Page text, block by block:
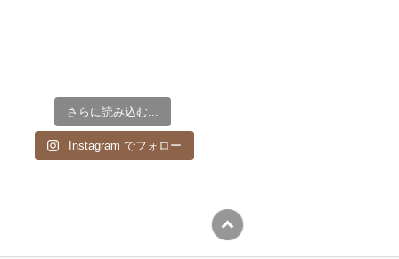
さらに読み込む...
Instagram でフォロー